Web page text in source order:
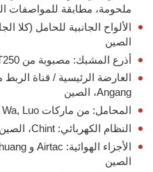
ملحومة، مطابقة للمواصفات
الصين
أذرع المشبك: مصبوبة من HT250، المصدر: خبي، الصين
Angang، الصين
المحامل: من ماركات Ha, Wa, Luo
النظام الكهربائي: Chint، الصين
الصين